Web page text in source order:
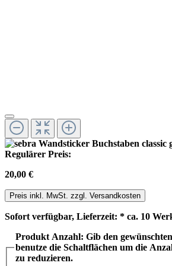
Regulärer Preis:
20,00 €
Preis inkl. MwSt. zzgl. Versandkosten
Sofort verfügbar, Lieferzeit: * ca. 10
Produkt Anzahl: Gib den
benutze die Schaltflächen um die
zu reduzieren.